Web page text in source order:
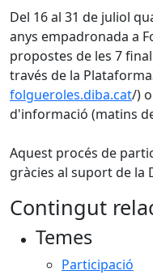
Del 16 al 31 de juliol
anys empadronada a
propostes de les 7
través de la
folgueroles.diba.cat/)
d'informació (matins
Aquest procés de
gràcies al suport de la
Contingut
Temes
Participació